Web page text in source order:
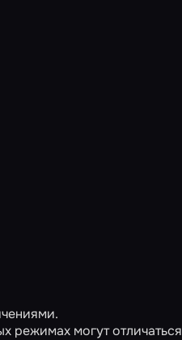
режимах могут отличаться